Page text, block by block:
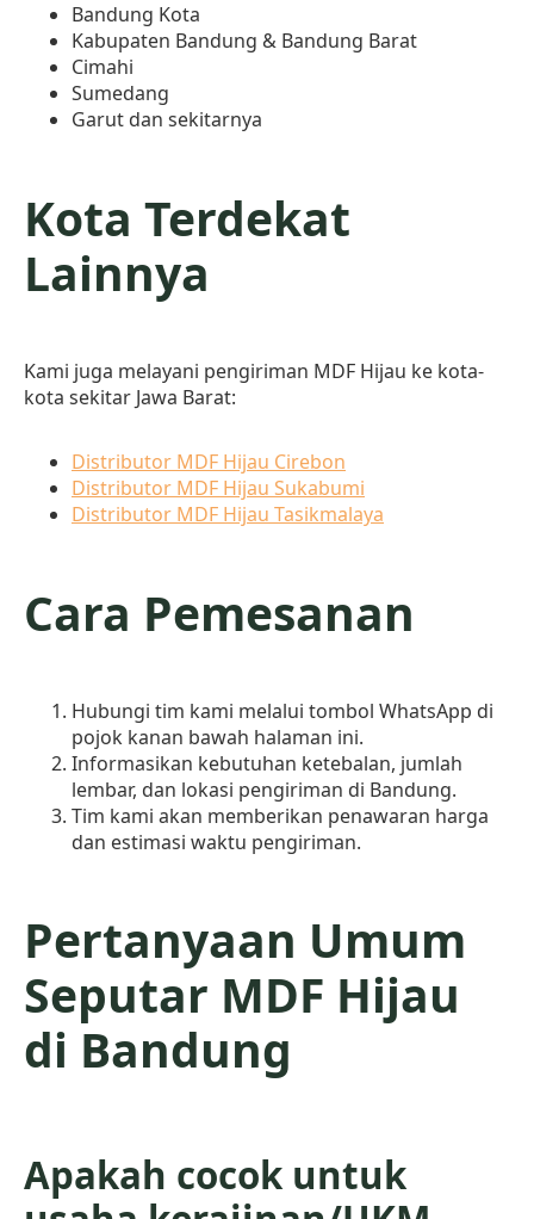
Bandung Kota
Kabupaten Bandung & Bandung Barat
Cimahi
Sumedang
Garut dan sekitarnya
Kota Terdekat
Lainnya
Kami juga melayani pengiriman MDF Hijau ke kota-
kota sekitar Jawa Barat:
Distributor MDF Hijau Cirebon
Distributor MDF Hijau Sukabumi
Distributor MDF Hijau Tasikmalaya
Cara Pemesanan
Hubungi tim kami melalui tombol WhatsApp di
pojok kanan bawah halaman ini.
Informasikan kebutuhan ketebalan, jumlah
lembar, dan lokasi pengiriman di Bandung.
Tim kami akan memberikan penawaran harga
dan estimasi waktu pengiriman.
Pertanyaan Umum
Seputar MDF Hijau
di Bandung
Apakah cocok untuk